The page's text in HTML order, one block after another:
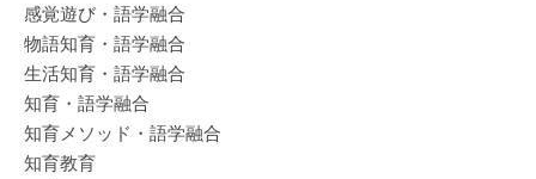
感覚遊び・語学融合
物語知育・語学融合
生活知育・語学融合
知育・語学融合
知育メソッド・語学融合
知育教育